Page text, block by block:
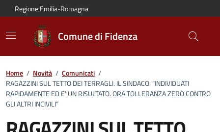
Vai al contenuto principale
Vai alla navigazione del sito
Vai al piede di pagina
Regione Emilia-Romagna
Comune di Fidenza
Home / Novità / Comunicati /
RAGAZZINI SUL TETTO DEI TERRAGLI. IL SINDACO: “INDIVIDUATI
RAPIDAMENTE ED E’ UN RISULTATO. ORA TOLLERANZA ZERO CONTRO
GLI ALTRI INCIVILI”